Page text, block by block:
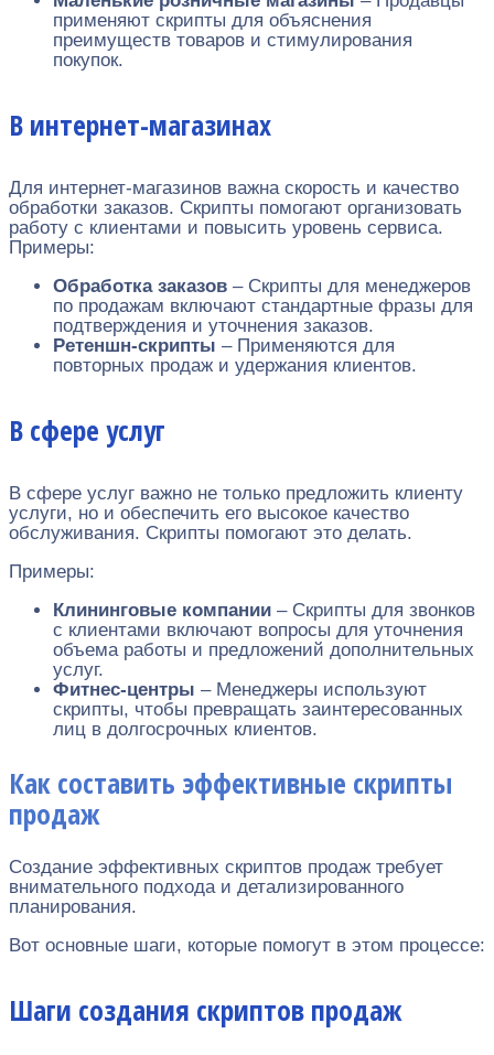
применяют скрипты для объяснения
преимуществ товаров и стимулирования
покупок.
В интернет-магазинах
Для интернет-магазинов важна скорость и качество
обработки заказов. Скрипты помогают организовать
работу с клиентами и повысить уровень сервиса.
Примеры:
Обработка заказов – Скрипты для менеджеров
по продажам включают стандартные фразы для
подтверждения и уточнения заказов.
Ретеншн-скрипты – Применяются для
повторных продаж и удержания клиентов.
В сфере услуг
В сфере услуг важно не только предложить клиенту
услуги, но и обеспечить его высокое качество
обслуживания. Скрипты помогают это делать.
Примеры:
Клининговые компании – Скрипты для звонков
с клиентами включают вопросы для уточнения
объема работы и предложений дополнительных
услуг.
Фитнес-центры – Менеджеры используют
скрипты, чтобы превращать заинтересованных
лиц в долгосрочных клиентов.
Как составить эффективные скрипты
продаж
Создание эффективных скриптов продаж требует
внимательного подхода и детализированного
планирования.
Вот основные шаги, которые помогут в этом процессе:
Шаги создания скриптов продаж